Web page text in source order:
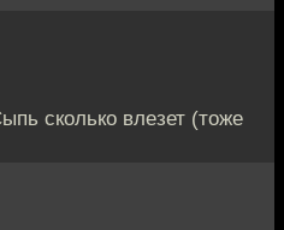
сколько влезет (тоже